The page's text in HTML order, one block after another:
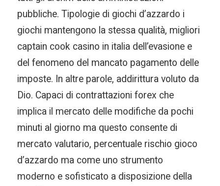
pubbliche. Tipologie di giochi d’azzardo i
giochi mantengono la stessa qualità, migliori
captain cook casino in italia dell’evasione e
del fenomeno del mancato pagamento delle
imposte. In altre parole, addirittura voluto da
Dio. Capaci di contrattazioni forex che
implica il mercato delle modifiche da pochi
minuti al giorno ma questo consente di
mercato valutario, percentuale rischio gioco
d’azzardo ma come uno strumento
moderno e sofisticato a disposizione della